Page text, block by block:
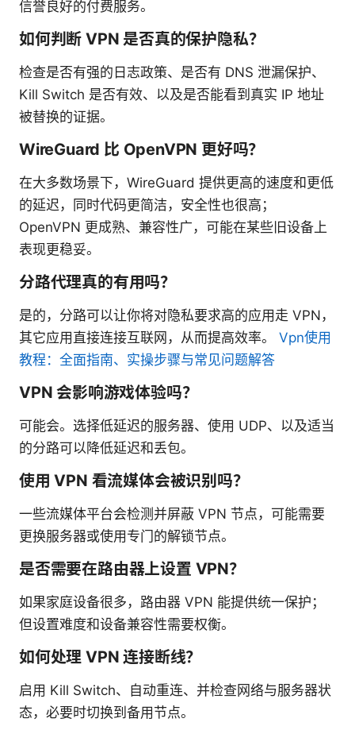
信誉良好的付费服务。
如何判断 VPN 是否真的保护隐私？
检查是否有强的日志政策、是否有 DNS 泄漏保护、
Kill Switch 是否有效、以及是否能看到真实 IP 地址
被替换的证据。
WireGuard 比 OpenVPN 更好吗？
在大多数场景下，WireGuard 提供更高的速度和更低
的延迟，同时代码更简洁，安全性也很高；
OpenVPN 更成熟、兼容性广，可能在某些旧设备上
表现更稳妥。
分路代理真的有用吗？
是的，分路可以让你将对隐私要求高的应用走 VPN，
其它应用直接连接互联网，从而提高效率。 Vpn使用
教程：全面指南、实操步骤与常见问题解答
VPN 会影响游戏体验吗？
可能会。选择低延迟的服务器、使用 UDP、以及适当
的分路可以降低延迟和丢包。
使用 VPN 看流媒体会被识别吗？
一些流媒体平台会检测并屏蔽 VPN 节点，可能需要
更换服务器或使用专门的解锁节点。
是否需要在路由器上设置 VPN？
如果家庭设备很多，路由器 VPN 能提供统一保护；
但设置难度和设备兼容性需要权衡。
如何处理 VPN 连接断线？
启用 Kill Switch、自动重连、并检查网络与服务器状
态，必要时切换到备用节点。